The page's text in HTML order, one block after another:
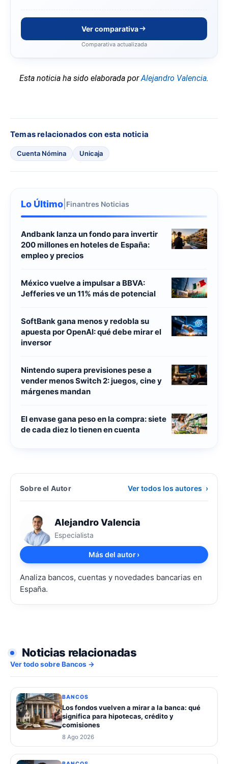
Ver comparativa
Comparativa actualizada
Esta noticia ha sido elaborada porAlejandro Valencia.
Temas relacionados con esta noticia
Cuenta Nómina Unicaja
Lo Último Finantres Noticias
Andbank lanza un fondo para invertir
200 millones en hoteles de España:
empleo y precios
México vuelve a impulsar a BBVA:
Jefferies ve un 11% más de potencial
SoftBank gana menos y redobla su
apuesta por OpenAI: qué debe mirar el
inversor
Nintendo supera previsiones pese a
vender menos Switch 2: juegos, cine y
márgenes mandan
El envase gana peso en la compra: siete
de cada diez lo tienen en cuenta
Sobre el Autor Ver todos los autores ›
Alejandro Valencia
Especialista
Más del autor›
Analiza bancos, cuentas y novedades bancarias en
España.
Noticias relacionadas
Ver todo sobre Bancos →
BANCOS
Los fondos vuelven a mirar a la banca: qué
significa para hipotecas, crédito y
comisiones
8 Ago 2026